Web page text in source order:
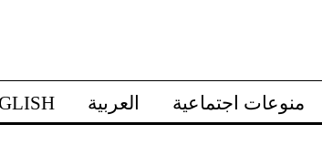
منوعات اجتماعية العربية